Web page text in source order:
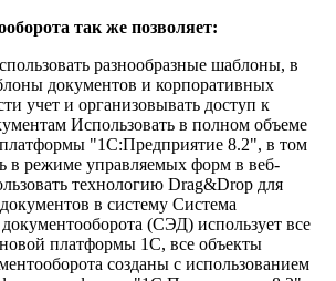
так же позволяет:
разнообразные шаблоны, в
документов и корпоративных
учет и организовывать доступ к
Использовать в полном объеме
"1С:Предприятие 8.2", в том
в режиме управляемых форм в веб-
технологию Drag&Drop для
в систему Система
(СЭД) использует все
платформы 1С, все объекты
созданы с использованием